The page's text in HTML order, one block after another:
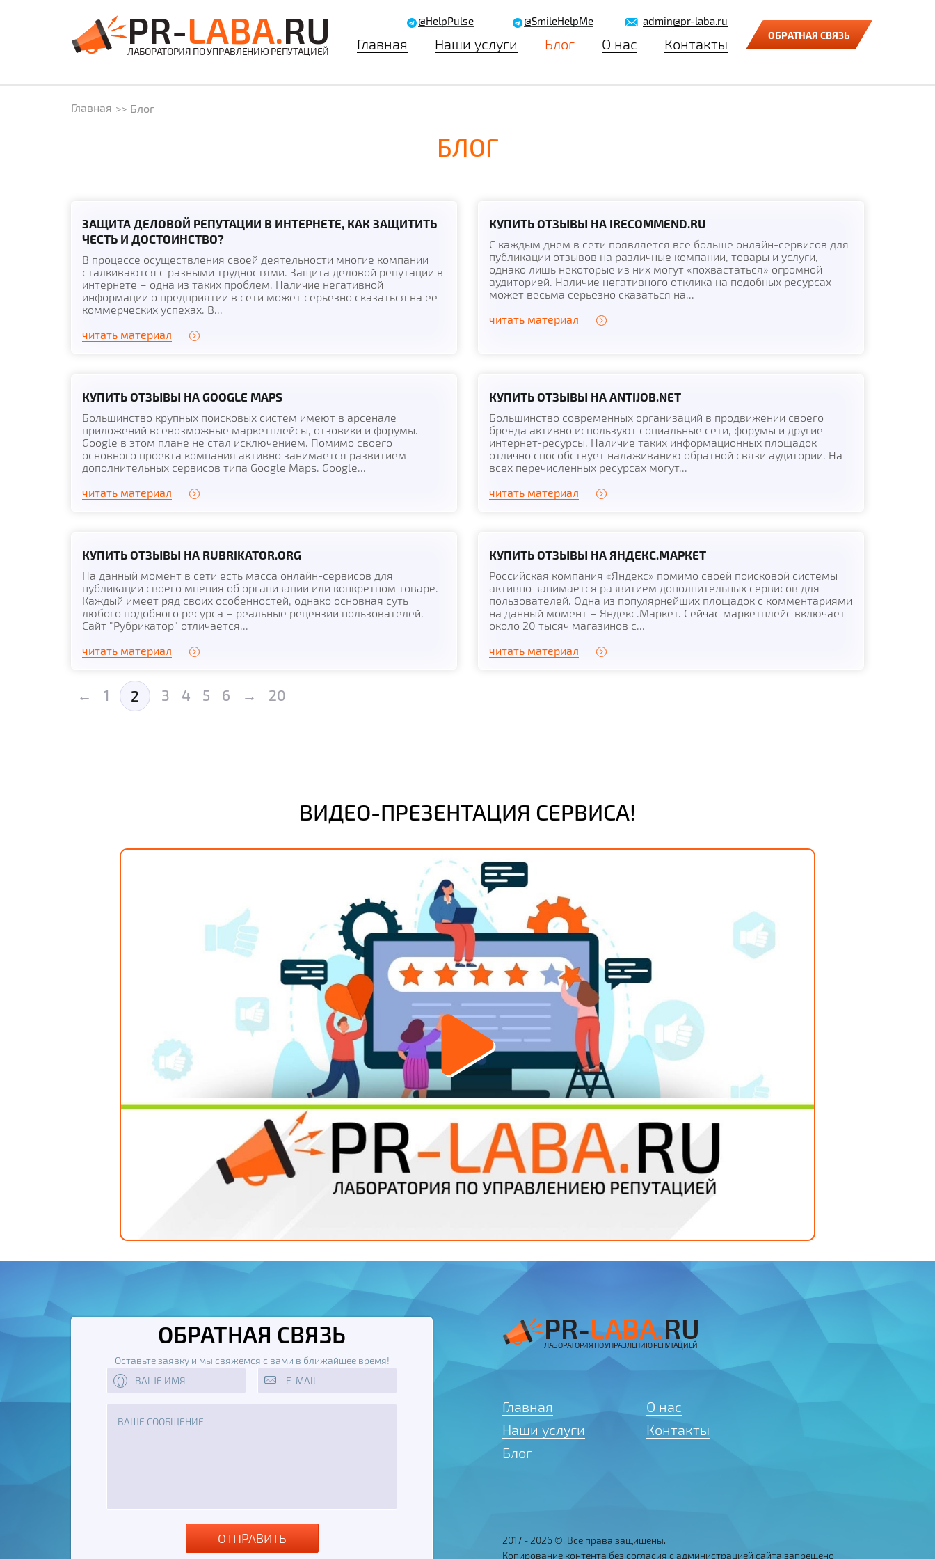
PR-LABA.RU
ЛАБОРАТОРИЯ ПО УПРАВЛЕНИЮ РЕПУТАЦИЕЙ
@HelpPulse @SmileHelpMe admin@pr-laba.ru
Главная Наши услуги Блог О нас Контакты
ОБРАТНАЯ СВЯЗЬ
Главная Блог
БЛОГ
ЗАЩИТА ДЕЛОВОЙ РЕПУТАЦИИ В ИНТЕРНЕТЕ, КАК ЗАЩИТИТЬ
ЧЕСТЬ И ДОСТОИНСТВО?
В процессе осуществления своей деятельности многие компании
сталкиваются с разными трудностями. Защита деловой репутации в
интернете – одна из таких проблем. Наличие негативной
информации о предприятии в сети может серьезно сказаться на ее
коммерческих успехах. В...
читать материал
КУПИТЬ ОТЗЫВЫ НА IRECOMMEND.RU
С каждым днем в сети появляется все больше онлайн-сервисов для
публикации отзывов на различные компании, товары и услуги,
однако лишь некоторые из них могут «похвастаться» огромной
аудиторией. Наличие негативного отклика на подобных ресурсах
может весьма серьезно сказаться на...
читать материал
КУПИТЬ ОТЗЫВЫ НА GOOGLE MAPS
Большинство крупных поисковых систем имеют в арсенале
приложений всевозможные маркетплейсы, отзовики и форумы.
Google в этом плане не стал исключением. Помимо своего
основного проекта компания активно занимается развитием
дополнительных сервисов типа Google Maps. Google...
читать материал
КУПИТЬ ОТЗЫВЫ НА ANTIJOB.NET
Большинство современных организаций в продвижении своего
бренда активно используют социальные сети, форумы и другие
интернет-ресурсы. Наличие таких информационных площадок
отлично способствует налаживанию обратной связи аудитории. На
всех перечисленных ресурсах могут...
читать материал
КУПИТЬ ОТЗЫВЫ НА RUBRIKATOR.ORG
На данный момент в сети есть масса онлайн-сервисов для
публикации своего мнения об организации или конкретном товаре.
Каждый имеет ряд своих особенностей, однако основная суть
любого подобного ресурса – реальные рецензии пользователей.
Сайт "Рубрикатор" отличается...
читать материал
КУПИТЬ ОТЗЫВЫ НА ЯНДЕКС.МАРКЕТ
Российская компания «Яндекс» помимо своей поисковой системы
активно занимается развитием дополнительных сервисов для
пользователей. Одна из популярнейших площадок с комментариями
на данный момент – Яндекс.Маркет. Сейчас маркетплейс включает
около 20 тысяч магазинов с...
читать материал
← 1 2 3 4 5 6 → 20
ВИДЕО-ПРЕЗЕНТАЦИЯ СЕРВИСА!
ОБРАТНАЯ СВЯЗЬ
Оставьте заявку и мы свяжемся с вами в ближайшее время!
ОТПРАВИТЬ
PR-LABA.RU
ЛАБОРАТОРИЯ ПО УПРАВЛЕНИЮ РЕПУТАЦИЕЙ
Главная
Наши услуги
Блог
О нас
Контакты
2017 - 2026 ©. Все права защищены.
Копирование контента без согласия с администрацией сайта запрещено